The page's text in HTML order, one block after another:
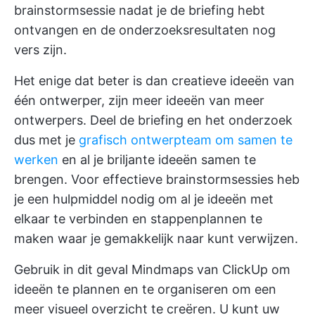
brainstormsessie nadat je de briefing hebt
ontvangen en de onderzoeksresultaten nog
vers zijn.
Het enige dat beter is dan creatieve ideeën van
één ontwerper, zijn meer ideeën van meer
ontwerpers. Deel de briefing en het onderzoek
dus met je grafisch ontwerpteam om samen te
werken en al je briljante ideeën samen te
brengen. Voor effectieve brainstormsessies heb
je een hulpmiddel nodig om al je ideeën met
elkaar te verbinden en stappenplannen te
maken waar je gemakkelijk naar kunt verwijzen.
Gebruik in dit geval Mindmaps van ClickUp om
ideeën te plannen en te organiseren om een
meer visueel overzicht te creëren. U kunt uw